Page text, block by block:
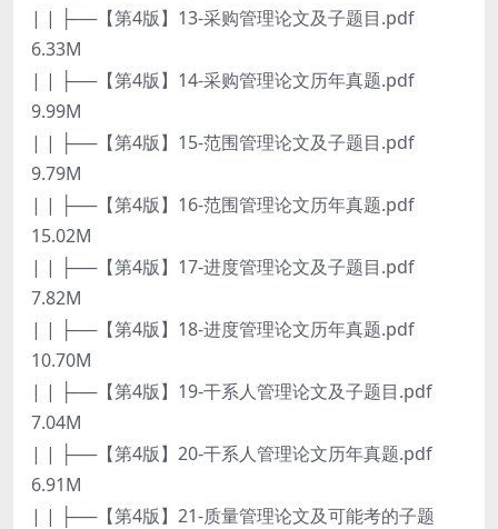
| | ├──【第4版】13-采购管理论文及子题目.pdf
6.33M
| | ├──【第4版】14-采购管理论文历年真题.pdf
9.99M
| | ├──【第4版】15-范围管理论文及子题目.pdf
9.79M
| | ├──【第4版】16-范围管理论文历年真题.pdf
15.02M
| | ├──【第4版】17-进度管理论文及子题目.pdf
7.82M
| | ├──【第4版】18-进度管理论文历年真题.pdf
10.70M
| | ├──【第4版】19-干系人管理论文及子题目.pdf
7.04M
| | ├──【第4版】20-干系人管理论文历年真题.pdf
6.91M
| | ├──【第4版】21-质量管理论文及可能考的子题